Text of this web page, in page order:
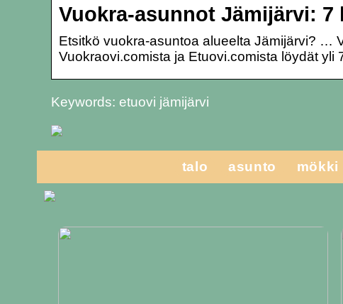
Vuokra-asunnot Jämijärvi: 7
Etsitkö vuokra-asuntoa alueelta Jämijärvi? …
Vuokraovi.comista ja Etuovi.comista löydät
Keywords: etuovi jämijärvi
talo asunto mökki